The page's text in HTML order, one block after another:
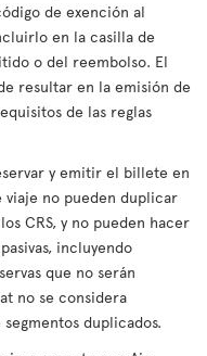
de exención al
en la casilla de
o del reembolso. El
resultar en la emisión de
de las reglas
y emitir el billete en
viaje no pueden duplicar
CRS, y no pueden hacer
incluyendo
que no serán
no se considera
duplicados.